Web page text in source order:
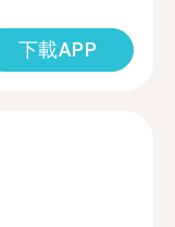
下載APP